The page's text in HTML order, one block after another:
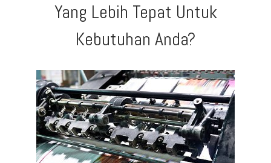
Yang Lebih Tepat Untuk
Kebutuhan Anda?